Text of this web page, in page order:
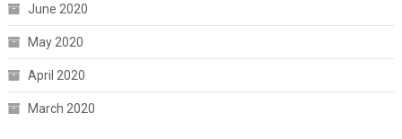
June 2020
May 2020
April 2020
March 2020